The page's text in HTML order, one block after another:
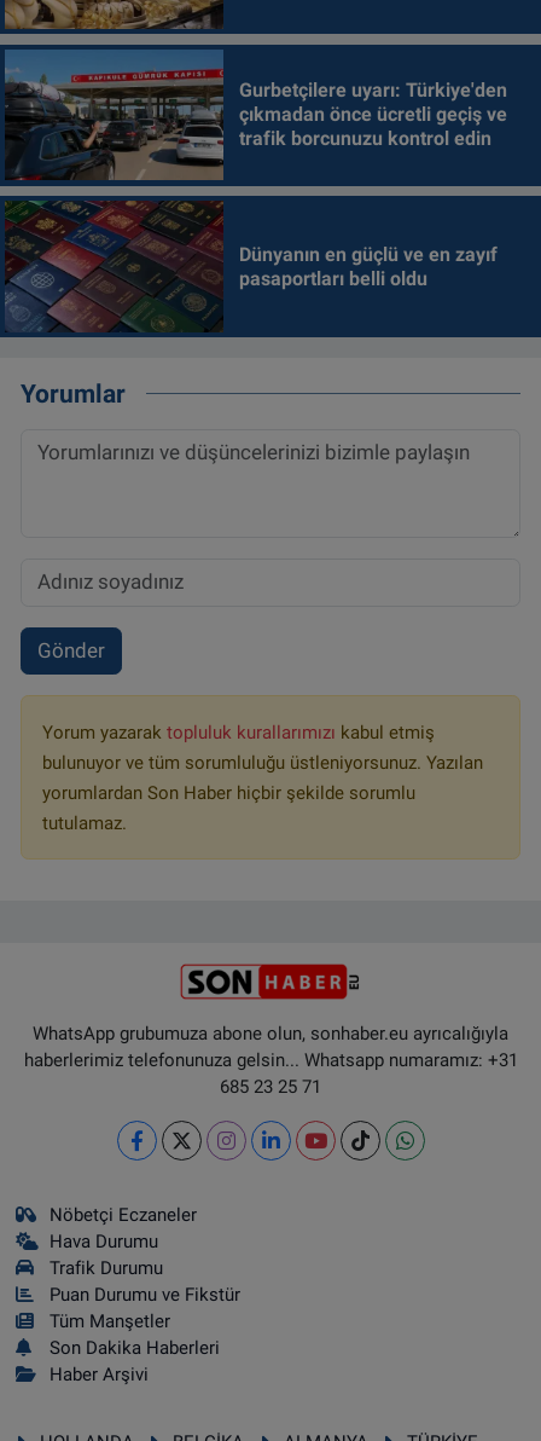
Gurbetçilere uyarı: Türkiye'den
çıkmadan önce ücretli geçiş ve
trafik borcunuzu kontrol edin
Dünyanın en güçlü ve en zayıf
pasaportları belli oldu
Yorumlar
Gönder
Yorum yazarak topluluk kurallarımızı kabul etmiş
bulunuyor ve tüm sorumluluğu üstleniyorsunuz. Yazılan
yorumlardan Son Haber hiçbir şekilde sorumlu
tutulamaz.
WhatsApp grubumuza abone olun, sonhaber.eu ayrıcalığıyla
haberlerimiz telefonunuza gelsin... Whatsapp numaramız: +31
685 23 25 71
Nöbetçi Eczaneler
Hava Durumu
Trafik Durumu
Puan Durumu ve Fikstür
Tüm Manşetler
Son Dakika Haberleri
Haber Arşivi